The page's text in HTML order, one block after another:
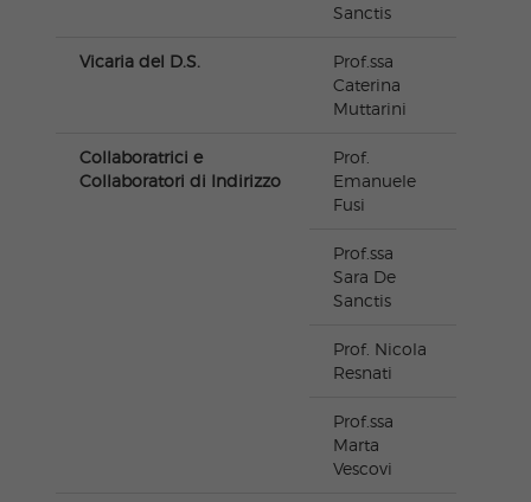
Sanctis
Vicaria del D.S.
Prof.ssa
Caterina
Muttarini
Collaboratrici e
Collaboratori di Indirizzo
Prof.
Emanuele
Fusi
Prof.ssa
Sara De
Sanctis
Prof. Nicola
Resnati
Prof.ssa
Marta
Vescovi